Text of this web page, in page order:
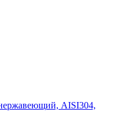
AISI304,